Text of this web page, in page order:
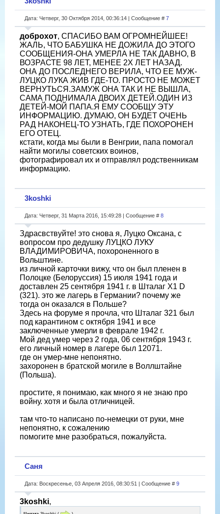
Дата: Четверг, 30 Октября 2014, 00:36:14 | Сообщение # 7
доброхот, СПАСИБО ВАМ ОГРОМНЕЙШЕЕ!
ЖАЛЬ, ЧТО БАБУШКА НЕ ДОЖИЛА ДО ЭТОГО
СООБЩЕНИЯ-ОНА УМЕРЛА НЕ ТАК ДАВНО, В
ВОЗРАСТЕ 98 ЛЕТ, МЕНЕЕ 2Х ЛЕТ НАЗАД.
ОНА ДО ПОСЛЕДНЕГО ВЕРИЛА, ЧТО ЕЕ МУЖ-
ЛУЦКО ЛУКА ЖИВ ГДЕ-ТО. ПРОСТО НЕ МОЖЕТ
ВЕРНУТЬСЯ.ЗАМУЖ ОНА ТАК И НЕ ВЫШЛА,
САМА ПОДНИМАЛА ДВОИХ ДЕТЕЙ.ОДИН ИЗ
ДЕТЕЙ-МОЙ ПАПА.Я ЕМУ СООБЩУ ЭТУ
ИНФОРМАЦИЮ. ДУМАЮ, ОН БУДЕТ ОЧЕНЬ
РАД НАКОНЕЦ-ТО УЗНАТЬ, ГДЕ ПОХОРОНЕН
ЕГО ОТЕЦ.
кстати, когда мы были в Венгрии, папа помогал
найти могилы советских воинов,
фотографировал их и отправлял родственникам
информацию.
3koshki
Дата: Четверг, 31 Марта 2016, 15:49:28 | Сообщение # 8
Здрасвствуйте! это снова я, Луцко Оксана, с
вопросом про дедушку ЛУЦКО ЛУКУ
ВЛАДИМИРОВИЧА, похороненного в
Вольштине.
из личной карточки вижу, что он был пленен в
Полоцке (Белоруссия) 15 июля 1941 года и
доставлен 25 сентября 1941 г. в Шталаг Х1 D
(321). это же лагерь в Германии? почему же
тогда он оказался в Польше?
Здесь на форуме я прочла, что Шталаг 321 был
под карантином с октября 1941 и все
заключенные умерли в феврале 1942 г.
Мой дед умер через 2 года, 06 сентября 1943 г.
его личный номер в лагере был 12071.
где он умер-мне непонятно.
захоронен в братской могиле в Воллштайне
(Польша).
простите, я понимаю, как много я не знаю про
войну. хотя и была отличницей.
там что-то написано по-немецки от руки, мне
непонятно, к сожалению
помогите мне разобраться, пожалуйста.
Саня
Дата: Воскресенье, 03 Апреля 2016, 08:30:51 | Сообщение # 9
3koshki,